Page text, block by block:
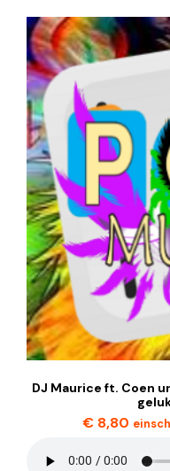
DJ Maurice ft. Coen
€8,80